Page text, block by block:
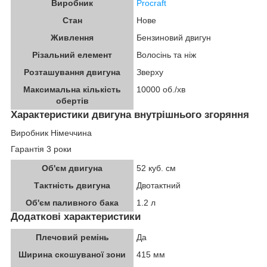
Виробник
Procraft
Стан
Нове
Живлення
Бензиновий двигун
Різальний елемент
Волосінь та ніж
Розташування двигуна
Зверху
Максимальна кількість
обертів
10000 об./хв
Характеристики двигуна внутрішнього згоряння
Виробник Німеччина
Гарантія 3 роки
Об'єм двигуна
52 куб. см
Тактність двигуна
Двотактний
Об'єм паливного бака
1.2 л
Додаткові характеристики
Плечовий ремінь
Да
Ширина скошуваної зони
415 мм